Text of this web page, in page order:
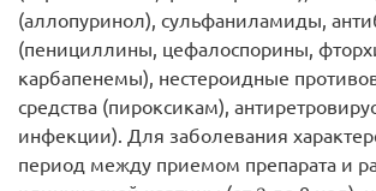
(аллопуринол), сульфаниламиды,
(пенициллины, цефалоспорины,
карбапенемы), нестероидные
средства (пироксикам),
инфекции). Для заболевания
период между приемом препарата и